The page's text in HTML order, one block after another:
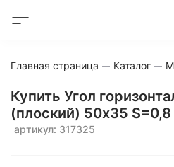
Главная страница Каталог
Купить Угол
(плоский) 50x35
артикул: 317325